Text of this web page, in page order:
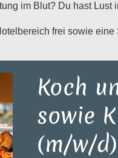
im Blut? Du hast Lust
frei sowie
Koch
sowie
(m/w/